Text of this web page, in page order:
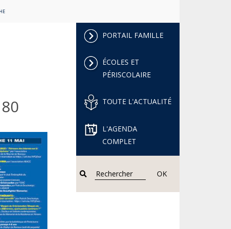
PORTAIL FAMILLE
ÉCOLES ET
PÉRISCOLAIRE
TOUTE L'ACTUALITÉ
L'AGENDA
COMPLET
OK